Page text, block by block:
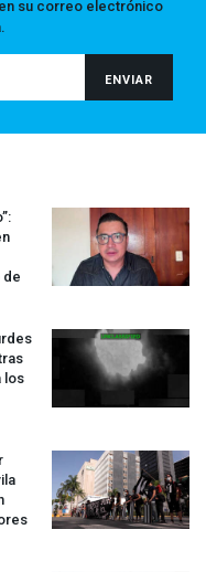
su correo electrónico
de
los